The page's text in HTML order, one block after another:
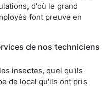
d'où le grand
font preuve en
de nos techniciens
insectes, quel qu'ils
de local qu'ils ont pris